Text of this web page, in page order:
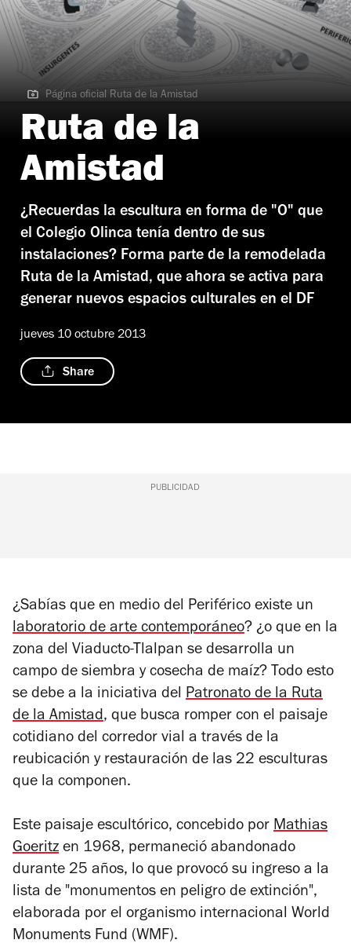
Página oficial Ruta de la Amistad
Página oficial Ruta de la Amistad
Ruta de la
Amistad
¿Recuerdas la escultura en forma de "O" que
el Colegio Olinca tenía dentro de sus
instalaciones? Forma parte de la remodelada
Ruta de la Amistad, que ahora se activa para
generar nuevos espacios culturales en el DF
jueves 10 octubre 2013
Share
PUBLICIDAD
¿Sabías que en medio del Periférico existe un
laboratorio de arte contemporáneo? ¿o que en la
zona del Viaducto-Tlalpan se desarrolla un
campo de siembra y cosecha de maíz? Todo esto
se debe a la iniciativa del Patronato de la Ruta
de la Amistad, que busca romper con el paisaje
cotidiano del corredor vial a través de la
reubicación y restauración de las 22 esculturas
que la componen.
Este paisaje escultórico, concebido por Mathias
Goeritz en 1968, permaneció abandonado
durante 25 años, lo que provocó su ingreso a la
lista de "monumentos en peligro de extinción",
elaborada por el organismo internacional World
Monuments Fund (WMF).